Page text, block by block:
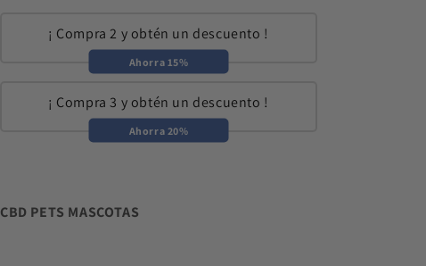
¡ Compra 2 y obtén un descuento !
Ahorra 15%
¡ Compra 3 y obtén un descuento !
Ahorra 20%
CBD PETS MASCOTAS